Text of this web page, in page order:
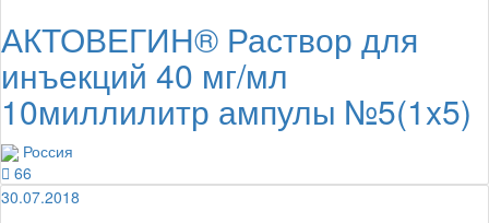
АКТОВЕГИН® Раствор для
инъекций 40 мг/мл
10миллилитр ампулы №5(1x5)
Россия
66
30.07.2018